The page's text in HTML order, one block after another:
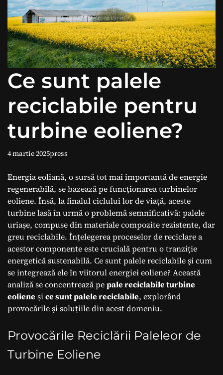
Ce sunt palele
reciclabile pentru
turbine eoliene?
4 martie 2025press
Energia eoliană, o sursă tot mai importantă de energie
regenerabilă, se bazează pe funcționarea turbinelor
eoliene. Însă, la finalul ciclului lor de viață, aceste
turbine lasă în urmă o problemă semnificativă: palele
uriașe, compuse din materiale compozite rezistente, dar
greu reciclabile. Înțelegerea proceselor de reciclare a
acestor componente este crucială pentru o tranziție
energetică sustenabilă. Ce sunt palele reciclabile și cum
se integrează ele în viitorul energiei eoliene? Această
analiză se concentrează pepale reciclabile turbine
eolieneșice sunt palele reciclabile, explorând
provocările și soluțiile din acest domeniu.
Provocările Reciclării Paleleor de
Turbine Eoliene